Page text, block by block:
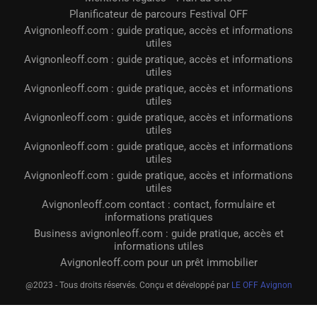
Planificateur de parcours Festival OFF
Avignonleoff.com : guide pratique, accès et informations
utiles
Avignonleoff.com : guide pratique, accès et informations
utiles
Avignonleoff.com : guide pratique, accès et informations
utiles
Avignonleoff.com : guide pratique, accès et informations
utiles
Avignonleoff.com : guide pratique, accès et informations
utiles
Avignonleoff.com : guide pratique, accès et informations
utiles
Avignonleoff.com contact : contact, formulaire et
informations pratiques
Business avignonleoff.com : guide pratique, accès et
informations utiles
Avignonleoff.com pour un prêt immobilier
@2023 - Tous droits réservés. Conçu et développé par LE OFF Avignon